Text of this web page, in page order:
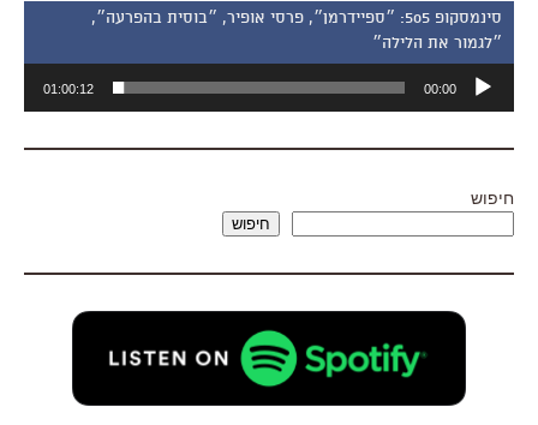
סינמסקופ 505: ״ספיידרמן״, פרסי אופיר, ״בוסית בהפרעה״,
״לגמור את הלילה״
אודיו
00:00
01:00:12
חיפוש
חיפוש